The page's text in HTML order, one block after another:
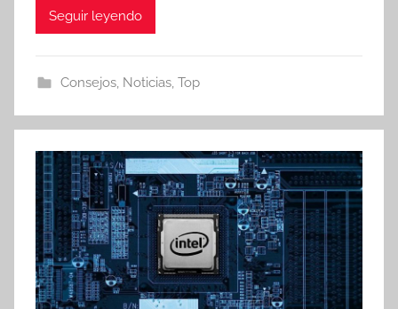
Seguir leyendo
Consejos, Noticias, Top